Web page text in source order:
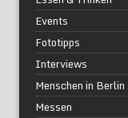
Events
Fototipps
Interviews
Menschen in Berlin
Messen